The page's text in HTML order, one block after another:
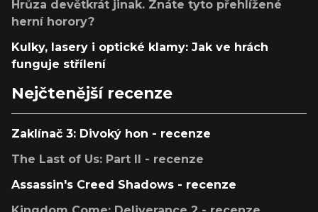
Hrůza devětkrát jinak. Znáte tyto přehlížené
herní horory?
Kulky, lasery i optické klamy: Jak ve hrách
funguje střílení
Nejčtenější recenze
Zaklínač 3: Divoký hon - recenze
The Last of Us: Part II - recenze
Assassin's Creed Shadows - recenze